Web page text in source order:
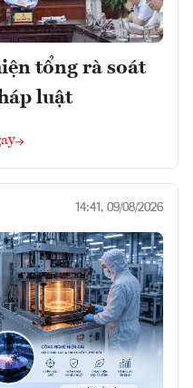
tổng rà soát
luật
14:41, 09/08/2026